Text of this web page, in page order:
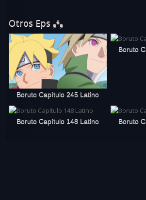
Otros Eps ❟❛❟
Boruto Capítulo 245 Latino
Boruto
Boruto Capítulo 148 Latino Boruto